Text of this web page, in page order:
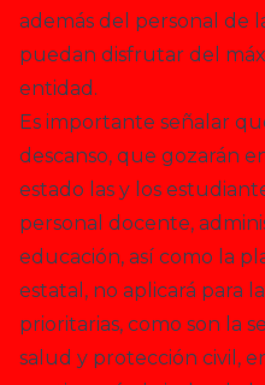
además del personal de
puedan disfrutar del
entidad.
Es importante señalar
descanso, que gozarán
estado las y los
personal docente,
educación, así como la
estatal, no aplicará para
prioritarias, como son la
salud y protección civil,